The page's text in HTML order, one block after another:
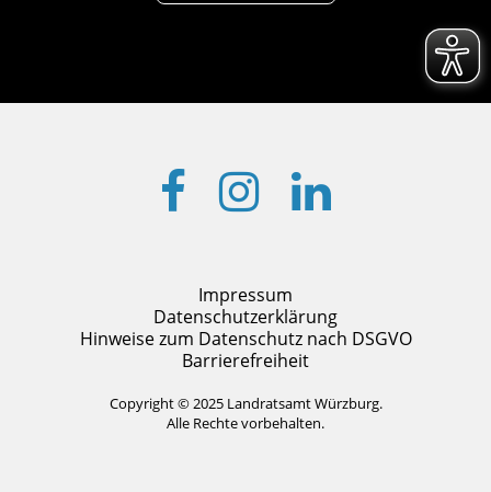
Impressum
Datenschutzerklärung
Hinweise zum Datenschutz nach DSGVO
Barrierefreiheit
Copyright © 2025 Landratsamt Würzburg.
Alle Rechte vorbehalten.